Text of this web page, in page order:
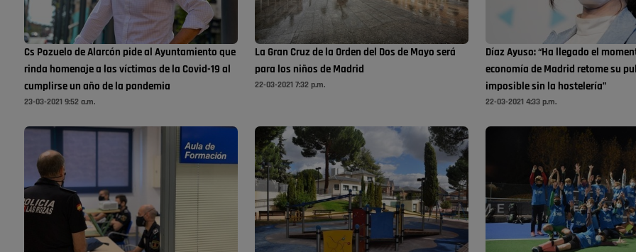
Cs Pozuelo de Alarcón pide al Ayuntamiento que
rinda homenaje a las víctimas de la Covid-19 al
cumplirse un año de la pandemia
23-03-2021 9:52 a.m.
La Gran Cruz de la Orden del Dos de Mayo será
para los niños de Madrid
22-03-2021 7:32 p.m.
Díaz Ayuso: “Ha llegado el
economía de Madrid retome su
imposible sin la hostelería”
22-03-2021 4:33 p.m.